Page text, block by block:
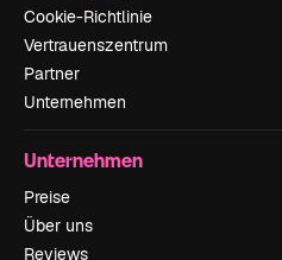
Cookie-Richtlinie
Vertrauenszentrum
Partner
Unternehmen
Unternehmen
Preise
Über uns
Reviews